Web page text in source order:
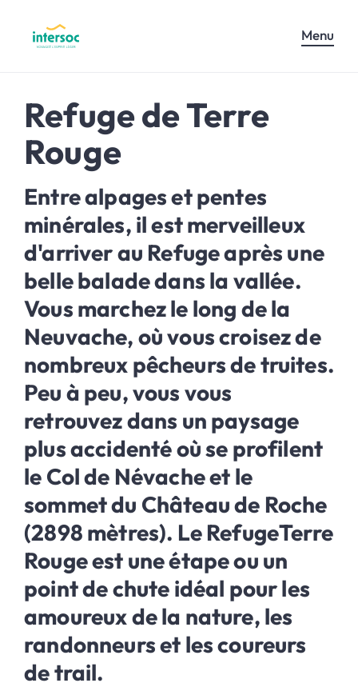
Menu
Refuge de Terre
Rouge
Entre alpages et pentes
minérales, il est merveilleux
d'arriver au Refuge après une
belle balade dans la vallée.
Vous marchez le long de la
Neuvache, où vous croisez de
nombreux pêcheurs de truites.
Peu à peu, vous vous
retrouvez dans un paysage
plus accidenté où se profilent
le Col de Névache et le
sommet du Château de Roche
(2898 mètres). Le RefugeTerre
Rouge est une étape ou un
point de chute idéal pour les
amoureux de la nature, les
randonneurs et les coureurs
de trail.